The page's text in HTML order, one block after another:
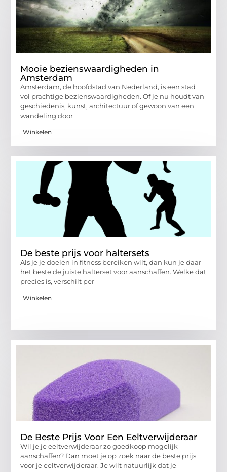
Mooie bezienswaardigheden in
Amsterdam
Amsterdam, de hoofdstad van Nederland, is een stad
vol prachtige bezienswaardigheden. Of je nu houdt van
geschiedenis, kunst, architectuur of gewoon van een
wandeling door
Winkelen
De beste prijs voor haltersets
Als je je doelen in fitness bereiken wilt, dan kun je daar
het beste de juiste halterset voor aanschaffen. Welke dat
precies is, verschilt per
Winkelen
De Beste Prijs Voor Een Eeltverwijderaar
Wil je je eeltverwijderaar zo goedkoop mogelijk
aanschaffen? Dan moet je op zoek naar de beste prijs
voor je eeltverwijderaar. Je wilt natuurlijk dat je